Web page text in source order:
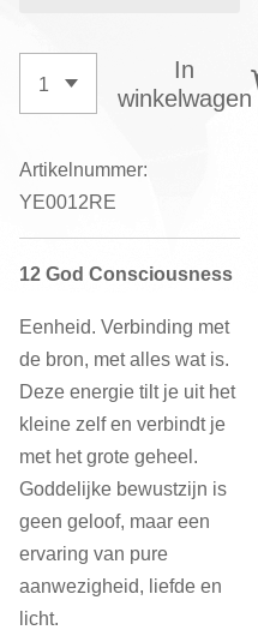
In
winkelwagen
Artikelnummer:
YE0012RE
12 God Consciousness
Eenheid. Verbinding met
de bron, met alles wat is.
Deze energie tilt je uit het
kleine zelf en verbindt je
met het grote geheel.
Goddelijke bewustzijn is
geen geloof, maar een
ervaring van pure
aanwezigheid, liefde en
licht.